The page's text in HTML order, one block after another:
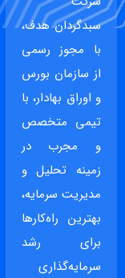
سبدگردان هدف،
با مجوز رسمی
از سازمان بورس
و اوراق بهادار، با
تیمی متخصص
و مجرب در
زمینه تحلیل و
مدیریت سرمایه،
بهترین راه‌کارها
برای رشد
سرمایه‌گذاری